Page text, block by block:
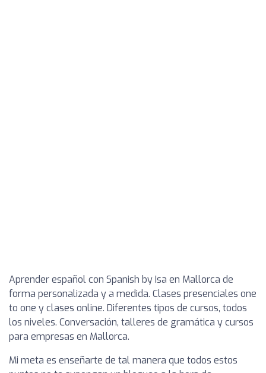
Aprender español con Spanish by Isa en Mallorca de
forma personalizada y a medida. Clases presenciales one
to one y clases online. Diferentes tipos de cursos, todos
los niveles. Conversación, talleres de gramática y cursos
para empresas en Mallorca.
Mi meta es enseñarte de tal manera que todos estos